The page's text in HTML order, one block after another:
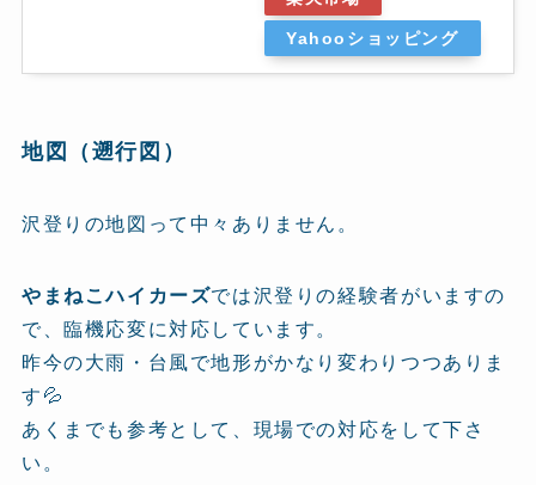
Yahooショッピング
地図（遡行図）
沢登りの地図って中々ありません。
やまねこハイカーズでは沢登りの経験者がいますの
で、臨機応変に対応しています。
昨今の大雨・台風で地形がかなり変わりつつありま
す💦
あくまでも参考として、現場での対応をして下さ
い。